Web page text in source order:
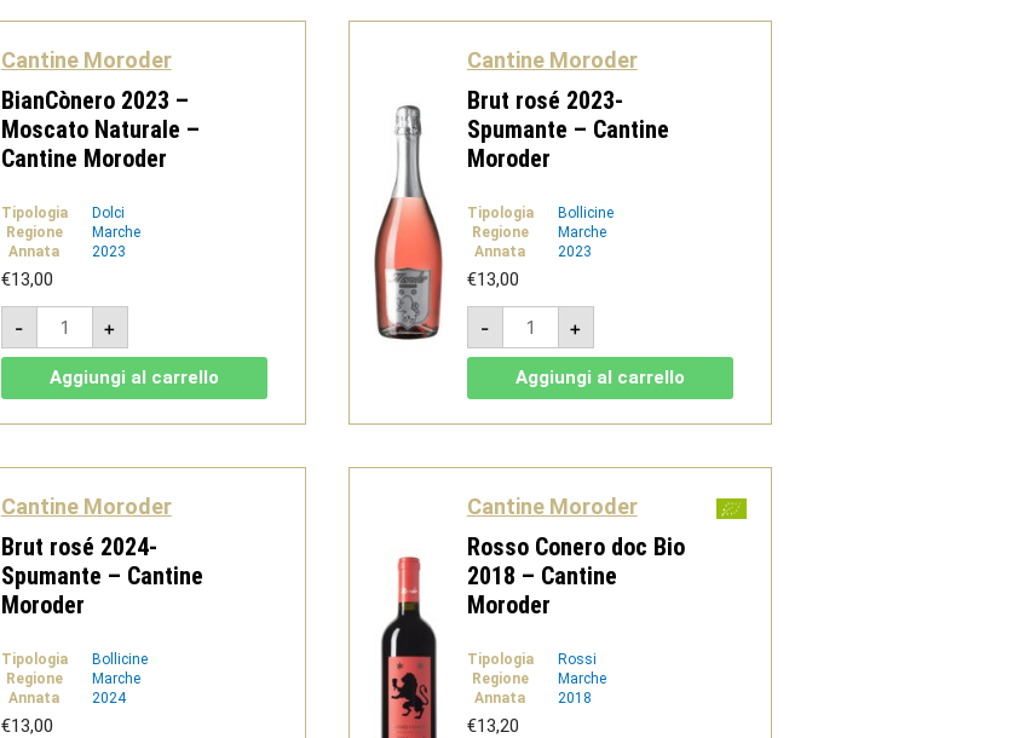
Cantine Moroder
BianCònero 2023 –
Moscato Naturale –
Cantine Moroder
Tipologia
Dolci
Regione
Marche
Annata
2023
€13,00
-
BianCònero
2023
-
Moscato
Naturale
-
Cantine
+
Aggiungi al carrello
Cantine Moroder
Brut rosé 2023-
Spumante – Cantine
Moroder
Tipologia
Bollicine
Regione
Marche
Annata
2023
€13,00
-
Brut
rosé
2023-
Spumante
Cantine
Moroder
+
Aggiungi al carrello
Cantine Moroder
Brut rosé 2024-
Spumante – Cantine
Moroder
Tipologia
Bollicine
Regione
Marche
Annata
2024
€13,00
Cantine Moroder
Rosso Conero doc Bio
2018 – Cantine
Moroder
Tipologia
Rossi
Regione
Marche
Annata
2018
€13,20